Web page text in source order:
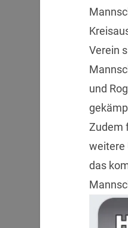
Verein
und
Zudem
weitere
das